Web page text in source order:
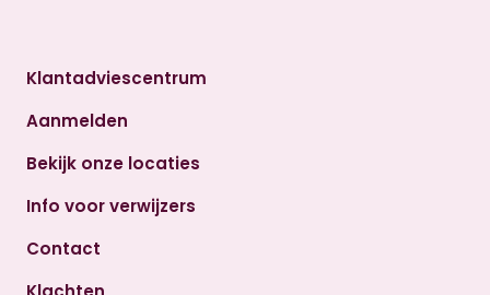
Klantadviescentrum
Aanmelden
Bekijk onze locaties
Info voor verwijzers
Contact